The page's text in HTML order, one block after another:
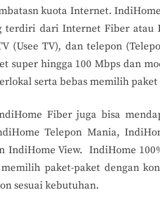
kuota Internet.
terdiri dari Internet Fiber atau
(Usee TV), dan telepon
super hingga 100 Mbps dan
serta bebas memilih
Fiber juga bisa
Telepon Mania,
IndiHome View. IndiHome
paket-paket dengan
sesuai kebutuhan.